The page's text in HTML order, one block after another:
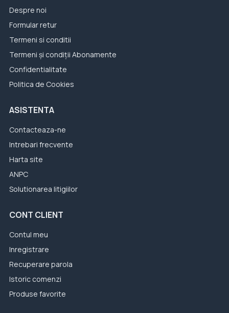
Despre noi
Formular retur
Termeni si conditii
Termeni și condiții Abonamente
Confidentialitate
Politica de Cookies
ASISTENTA
Contacteaza-ne
Intrebari frecvente
Harta site
ANPC
Solutionarea litigiilor
CONT CLIENT
Contul meu
Inregistrare
Recuperare parola
Istoric comenzi
Produse favorite